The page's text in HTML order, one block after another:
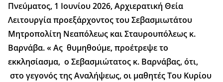
Πνεύματος, 1 Ιουνίου 2026, Αρχιερατική Θεία
Λειτουργία προεξάρχοντος του Σεβασμιωτάτου
Μητροπολίτη Νεαπόλεως και Σταυρουπόλεως κ.
Βαρνάβα. « Ας θυμηθούμε, προέτρεψε το
εκκλησίασμα, ο Σεβασμιώτατος κ. Βαρνάβας, ότι,
στο γεγονός της Αναλήψεως, οι μαθητές Του Κυρίου